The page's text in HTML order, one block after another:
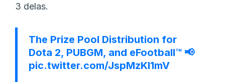
3 delas.
The Prize Pool Distribution for
Dota 2, PUBGM, and eFootball™ 📢
pic.twitter.com/JspMzKl1mV